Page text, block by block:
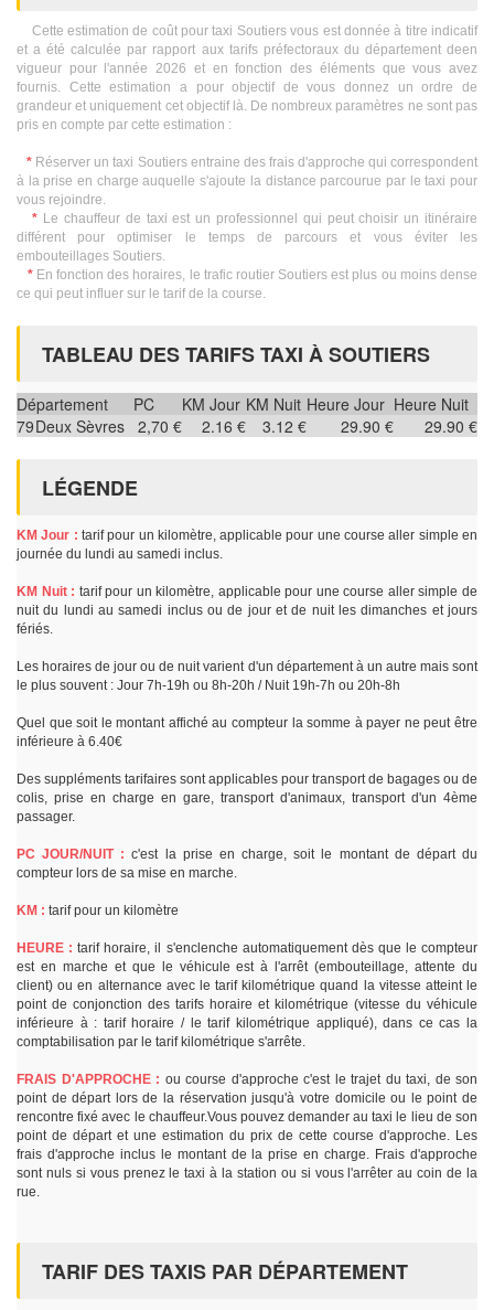
Cette estimation de coût pour taxi Soutiers vous est donnée à titre indicatif
et a été calculée par rapport aux tarifs préfectoraux du département deen
vigueur pour l'année 2026 et en fonction des éléments que vous avez
fournis. Cette estimation a pour objectif de vous donnez un ordre de
grandeur et uniquement cet objectif là. De nombreux paramètres ne sont pas
pris en compte par cette estimation :
* Réserver un taxi Soutiers entraine des frais d'approche qui correspondent
à la prise en charge auquelle s'ajoute la distance parcourue par le taxi pour
vous rejoindre.
* Le chauffeur de taxi est un professionnel qui peut choisir un itinéraire
différent pour optimiser le temps de parcours et vous éviter les
embouteillages Soutiers.
*En fonction des horaires, le trafic routier Soutiers est plus ou moins dense
ce qui peut influer sur le tarif de la course.
TABLEAU DES TARIFS TAXI À SOUTIERS
Département PC KM Jour KM Nuit Heure Jour Heure Nuit
79Deux Sèvres 2,70 € 2.16 € 3.12 € 29.90 € 29.90 €
LÉGENDE
KM Jour : tarif pour un kilomètre, applicable pour une course aller simple en
journée du lundi au samedi inclus.
KM Nuit : tarif pour un kilomètre, applicable pour une course aller simple de
nuit du lundi au samedi inclus ou de jour et de nuit les dimanches et jours
fériés.
Les horaires de jour ou de nuit varient d'un département à un autre mais sont
le plus souvent : Jour 7h-19h ou 8h-20h / Nuit 19h-7h ou 20h-8h
Quel que soit le montant affiché au compteur la somme à payer ne peut être
inférieure à 6.40€
Des suppléments tarifaires sont applicables pour transport de bagages ou de
colis, prise en charge en gare, transport d'animaux, transport d'un 4ème
passager.
PC JOUR/NUIT : c'est la prise en charge, soit le montant de départ du
compteur lors de sa mise en marche.
KM : tarif pour un kilomètre
HEURE : tarif horaire, il s'enclenche automatiquement dès que le compteur
est en marche et que le véhicule est à l'arrêt (embouteillage, attente du
client) ou en alternance avec le tarif kilométrique quand la vitesse atteint le
point de conjonction des tarifs horaire et kilométrique (vitesse du véhicule
inférieure à : tarif horaire / le tarif kilométrique appliqué), dans ce cas la
comptabilisation par le tarif kilométrique s'arrête.
FRAIS D'APPROCHE : ou course d'approche c'est le trajet du taxi, de son
point de départ lors de la réservation jusqu'à votre domicile ou le point de
rencontre fixé avec le chauffeur.Vous pouvez demander au taxi le lieu de son
point de départ et une estimation du prix de cette course d'approche. Les
frais d'approche inclus le montant de la prise en charge. Frais d'approche
sont nuls si vous prenez le taxi à la station ou si vous l'arrêter au coin de la
rue.
TARIF DES TAXIS PAR DÉPARTEMENT